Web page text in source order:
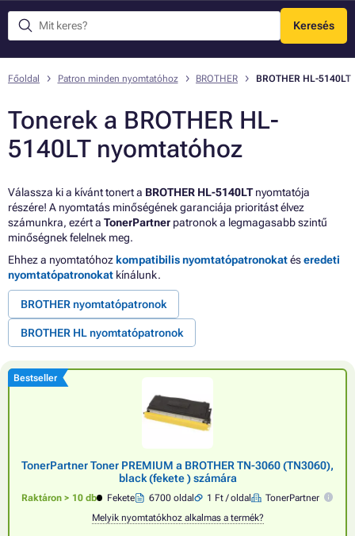
Keresés
Menü
Főoldal Patron minden nyomtatóhoz BROTHER BROTHER HL-5140LT
Tonerek a BROTHER HL-
5140LT nyomtatóhoz
Válassza ki a kívánt tonert a BROTHER HL-5140LTnyomtatója
részére! A nyomtatás minőségének garanciája prioritást élvez
számunkra, ezért a TonerPartner patronok a legmagasabb szintű
minőségnek felelnek meg.
Ehhez a nyomtatóhoz kompatibilis nyomtatópatronokatéseredeti
nyomtatópatronokat kínálunk.
BROTHER nyomtatópatronok
BROTHER HL nyomtatópatronok
Bestseller
TonerPartner Toner PREMIUM a BROTHER TN-3060 (TN3060),
black (fekete ) számára
Raktáron > 10 db Fekete 6700 oldal 1 Ft / oldal
TonerPartner
Melyik nyomtatókhoz alkalmas a termék?